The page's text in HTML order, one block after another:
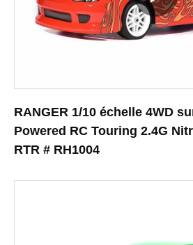
RANGER 1/10 échelle 4WD
Powered RC Touring 2.4G
RTR # RH1004